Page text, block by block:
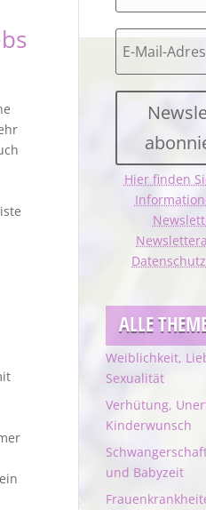
Hier finden
ALLE
Weiblichkeit,
Sexualität
Verhütung,
Kinderwunsch
und Babyzeit